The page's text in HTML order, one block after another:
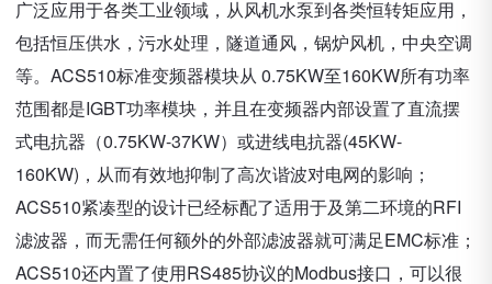
广泛应用于各类工业领域，从风机水泵到各类恒转矩应用，
包括恒压供水，污水处理，隧道通风，锅炉风机，中央空调
等。ACS510标准变频器模块从 0.75KW至160KW所有功率
范围都是IGBT功率模块，并且在变频器内部设置了直流摆
式电抗器（0.75KW-37KW）或进线电抗器(45KW-
160KW)，从而有效地抑制了高次谐波对电网的影响；
ACS510紧凑型的设计已经标配了适用于及第二环境的RFI
滤波器，而无需任何额外的外部滤波器就可满足EMC标准；
ACS510还内置了使用RS485协议的Modbus接口，可以很